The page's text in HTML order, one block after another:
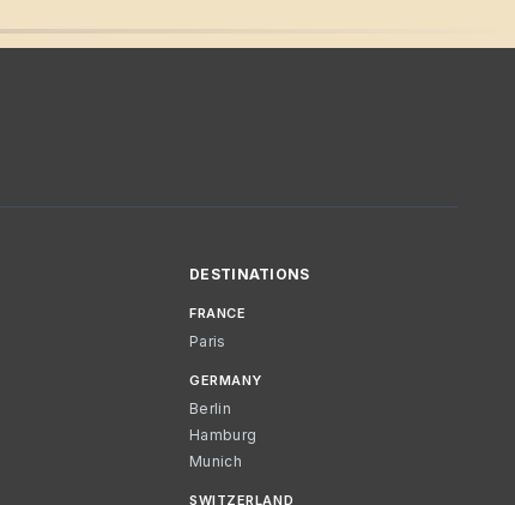
DESTINATIONS
FRANCE
Paris
GERMANY
Berlin
Hamburg
Munich
SWITZERLAND